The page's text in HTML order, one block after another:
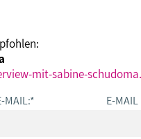
mit-sabine-
MAIL:* E-MAIL